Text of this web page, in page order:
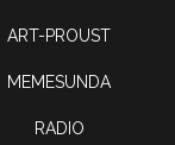
ART-PROUST
MEMESUNDA
RADIO